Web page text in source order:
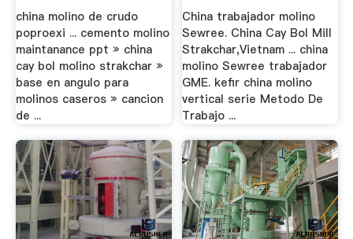
china molino de crudo
poproexi ... cemento molino
maintanance ppt » china
cay bol molino strakchar »
base en angulo para
molinos caseros » cancion
de ...
China trabajador molino
Sewree. China Cay Bol Mill
Strakchar,Vietnam ... china
molino Sewree trabajador
GME. kefir china molino
vertical serie Metodo De
Trabajo ...